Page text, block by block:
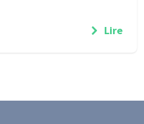
Lire